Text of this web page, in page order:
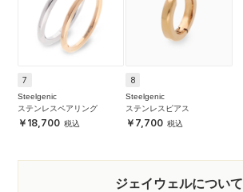
7
Steelgenic
ステンレスペアリング
18,700
8
Steelgenic
ステンレスピアス
7,700
ジェイウェルについて